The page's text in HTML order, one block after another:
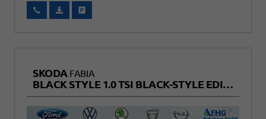
Wir rufen Sie anFahrzeugexposé (PDF)
SKODA FABIA
BLACK STYLE 1.0 TSI BLACK-STYLE EDITION+KAMERA+SITZHEIZUNG+TEMPOMAT+LED